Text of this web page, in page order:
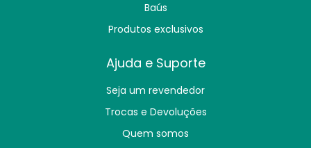
Baús
Produtos exclusivos
Ajuda e Suporte
Seja um revendedor
Trocas e Devoluções
Quem somos